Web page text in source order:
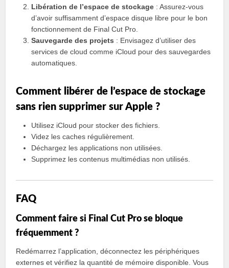
Libération de l’espace de stockage : Assurez-vous
d’avoir suffisamment d’espace disque libre pour le bon
fonctionnement de Final Cut Pro.
Sauvegarde des projets : Envisagez d’utiliser des
services de cloud comme iCloud pour des sauvegardes
automatiques.
Comment libérer de l’espace de stockage
sans rien supprimer sur Apple ?
Utilisez iCloud pour stocker des fichiers.
Videz les caches régulièrement.
Déchargez les applications non utilisées.
Supprimez les contenus multimédias non utilisés.
FAQ
Comment faire si Final Cut Pro se bloque
fréquemment ?
Redémarrez l’application, déconnectez les périphériques
externes et vérifiez la quantité de mémoire disponible. Vous